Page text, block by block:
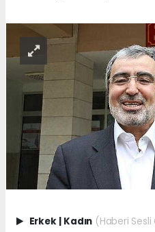
Erkek | Kadın (Haberi Sesli